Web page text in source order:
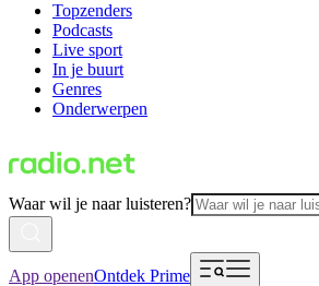
Topzenders
Podcasts
Live sport
In je buurt
Genres
Onderwerpen
Waar wil je naar luisteren?
App openenOntdek Prime